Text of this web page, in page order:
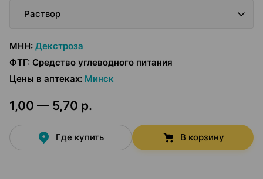
Раствор
МНН: Декстроза
ФТГ: Средство углеводного питания
Цены в аптеках: Минск
1,00 — 5,70 р.
Где купить В корзину